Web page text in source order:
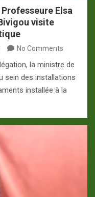
Elsa
visite
No Comments
la ministre de
sein des installations
installée à la